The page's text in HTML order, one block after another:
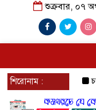
শুক্রবার, ০৭
শিরোনাম : চলতি